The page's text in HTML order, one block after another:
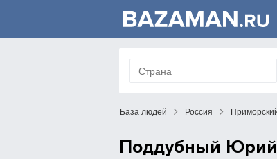
База людей Россия
Поддубный Юрий